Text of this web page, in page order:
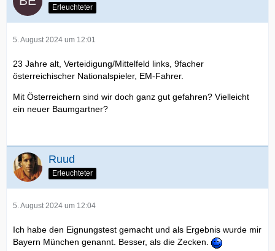
Erleuchteter
5. August 2024 um 12:01
23 Jahre alt, Verteidigung/Mittelfeld links, 9facher
österreichischer Nationalspieler, EM-Fahrer.
Mit Österreichern sind wir doch ganz gut gefahren? Vielleicht
ein neuer Baumgartner?
Ruud
Erleuchteter
5. August 2024 um 12:04
Ich habe den Eignungstest gemacht und als Ergebnis wurde mir
Bayern München genannt. Besser, als die Zecken.